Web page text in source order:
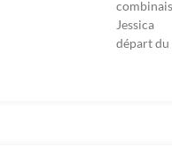
Jessica
départ du